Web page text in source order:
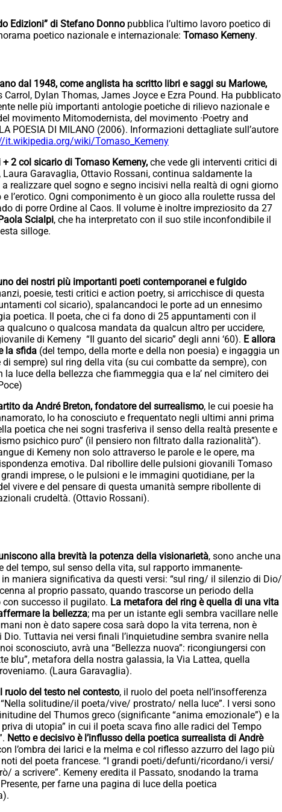
Edizioni” di Stefano Donno pubblica l’ultimo lavoro poetico di
poetico nazionale e internazionale: Tomaso Kemeny.
dal 1948, come anglista ha scritto libri e saggi su Marlowe,
Carrol, Dylan Thomas, James Joyce e Ezra Pound. Ha pubblicato
nelle più importanti antologie poetiche di rilievo nazionale e
movimento Mitomodernista, del movimento ·Poetry and
POESIA DI MILANO (2006). Informazioni dettagliate sull’autore
it.wikipedia.org/wiki/Tomaso_Kemeny
2 col sicario di Tomaso Kemeny, che vede gli interventi critici di
Laura Garavaglia, Ottavio Rossani, continua saldamente la
realizzare quel sogno e segno incisivi nella realtà di ogni giorno
e l’erotico. Ogni componimento è un gioco alla roulette russa del
di porre Ordine al Caos. Il volume è inoltre impreziosito da 27
Paola Scialpi, che ha interpretato con il suo stile inconfondibile il
silloge.
dei nostri più importanti poeti contemporanei e fulgido
poesie, testi critici e action poetry, si arricchisce di questa
col sicario), spalancandoci le porte ad un ennesimo
poetica. Il poeta, che ci fa dono di 25 appuntamenti con il
qualcuno o qualcosa mandata da qualcun altro per uccidere,
di Kemeny “Il guanto del sicario” degli anni ‘60). E allora
la sfida (del tempo, della morte e della non poesia) e ingaggia un
sempre) sul ring della vita (su cui combatte da sempre), con
la luce della bellezza che fiammeggia qua e la’ nel cimitero dei
da André Breton, fondatore del surrealismo, le cui poesie ha
lo ha conosciuto e frequentato negli ultimi anni prima
poetica che nei sogni trasferiva il senso della realtà presente e
psichico puro” (il pensiero non filtrato dalla razionalità”).
di Kemeny non solo attraverso le parole e le opere, ma
emotiva. Dal ribollire delle pulsioni giovanili Tomaso
imprese, o le pulsioni e le immagini quotidiane, per la
vivere e del pensare di questa umanità sempre ribollente di
crudeltà. (Ottavio Rossani).
alla brevità la potenza della visionarietà, sono anche una
del tempo, sul senso della vita, sul rapporto immanente-
maniera significativa da questi versi: “sul ring/ il silenzio di Dio/
al proprio passato, quando trascorse un periodo della
successo il pugilato. La metafora del ring è quella di una vita
la bellezza; ma per un istante egli sembra vacillare nelle
non è dato sapere cosa sarà dopo la vita terrena, non è
Tuttavia nei versi finali l’inquietudine sembra svanire nella
sconosciuto, avrà una “Bellezza nuova”: ricongiungersi con
blu”, metafora della nostra galassia, la Via Lattea, quella
(Laura Garavaglia).
ruolo del testo nel contesto, il ruolo del poeta nell’insofferenza
solitudine/il poeta/vive/ prostrato/ nella luce”. I versi sono
del Thumos greco (significante “anima emozionale”) e la
di utopia” in cui il poeta scava fino alle radici del Tempo
Netto e decisivo è l’influsso della poetica surrealista di Andrè
l’ombra dei larici e la melma e col riflesso azzurro del lago più
noti del poeta francese. “I grandi poeti/defunti/ricordano/i versi/
a scrivere”. Kemeny eredita il Passato, snodando la trama
per farne una pagina di luce della poetica